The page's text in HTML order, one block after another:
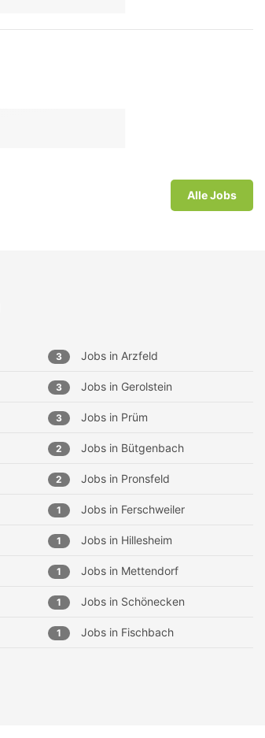
Alle Jobs
3 Jobs in Arzfeld
3 Jobs in Gerolstein
3 Jobs in Prüm
2 Jobs in Bütgenbach
2 Jobs in Pronsfeld
1 Jobs in Ferschweiler
1 Jobs in Hillesheim
1 Jobs in Mettendorf
1 Jobs in Schönecken
1 Jobs in Fischbach